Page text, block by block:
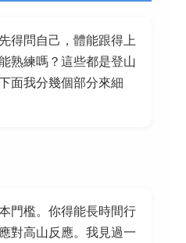
得問自己，體能跟得上
熟練嗎？這些都是登山
面我分幾個部分來細
門檻。你得能長時間行
對高山反應。我見過一